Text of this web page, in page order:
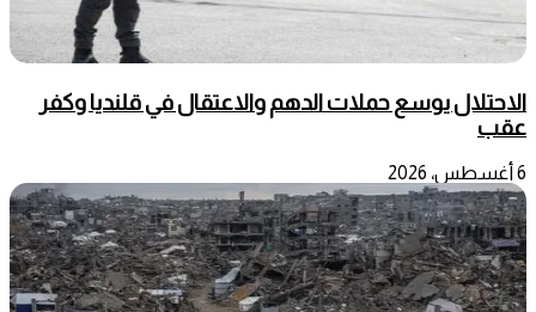
الاحتلال يوسع حملات الدهم والاعتقال في قلنديا وكفر
عقب
6 أغسطس، 2026